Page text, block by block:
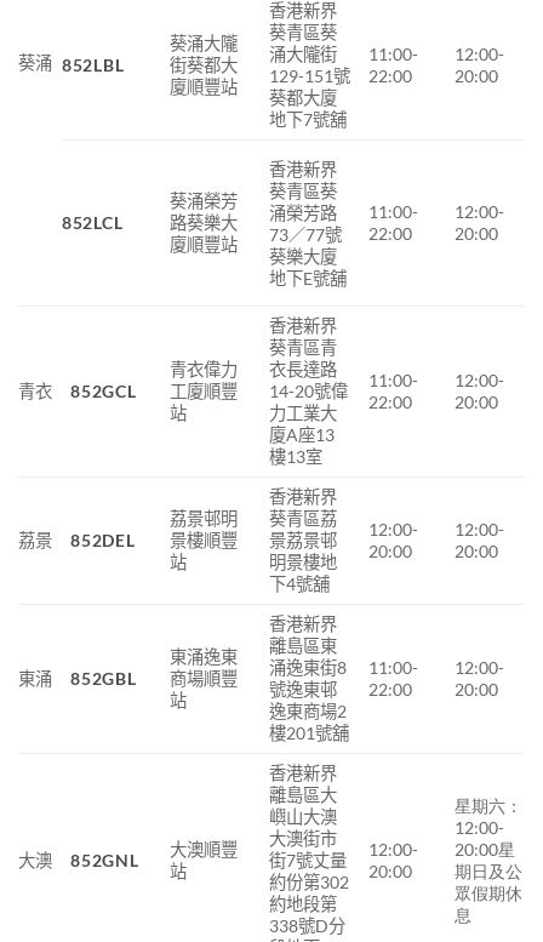
葵涌 852LBL
葵涌大隴
街葵都大
廈順豐站
香港新界
葵青區葵
涌大隴街
129-151號
葵都大廈
地下7號舖
11:00-
22:00
12:00-
20:00
852LCL
葵涌榮芳
路葵樂大
廈順豐站
香港新界
葵青區葵
涌榮芳路
73／77號
葵樂大廈
地下E號舖
11:00-
22:00
12:00-
20:00
青衣 852GCL
青衣偉力
工廈順豐
站
香港新界
葵青區青
衣長達路
14-20號偉
力工業大
廈A座13
樓13室
11:00-
22:00
12:00-
20:00
荔景 852DEL
荔景邨明
景樓順豐
站
香港新界
葵青區荔
景荔景邨
明景樓地
下4號舖
12:00-
20:00
12:00-
20:00
東涌 852GBL
東涌逸東
商場順豐
站
香港新界
離島區東
涌逸東街8
號逸東邨
逸東商場2
樓201號舖
11:00-
22:00
12:00-
20:00
大澳 852GNL
大澳順豐
站
香港新界
離島區大
嶼山大澳
大澳街市
街7號丈量
約份第302
約地段第
338號D分
12:00-
20:00
星期六：
12:00-
20:00星
期日及公
眾假期休
息